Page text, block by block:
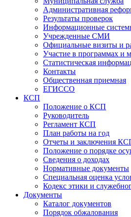
Административная
Результаты проверок
Информационные
Учрежденные СМИ
Официальные визиты и
Участие в программах и
Статистическая
Контакты
Общественная приемная
ЕГИССО
КСП
Положение о КСП
Руководитель
Регламент КСП
План работы на год
Отчеты и заключения
Положение о порядке
Сведения о доходах
Нормативные документы
Специальная оценка
Кодекс этики и
Документы
Каталог документов
Порядок обжалования